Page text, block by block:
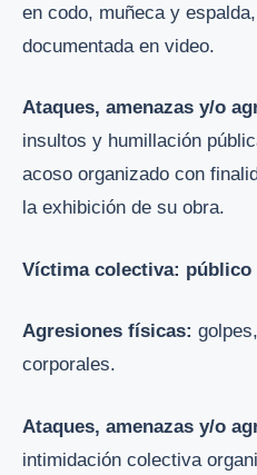
en codo, muñeca y
documentada en video.
Ataques, amenazas y/o
insultos y humillación
acoso organizado con
la exhibición de su obra.
Víctima colectiva: público
Agresiones físicas:
corporales.
Ataques, amenazas y/o
intimidación colectiva